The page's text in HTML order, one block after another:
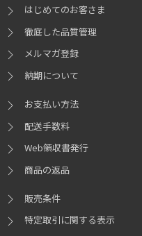
はじめてのお客さま
徹底した品質管理
メルマガ登録
納期について
お支払い方法
配送手数料
Web領収書発行
商品の返品
販売条件
特定取引に関する表示